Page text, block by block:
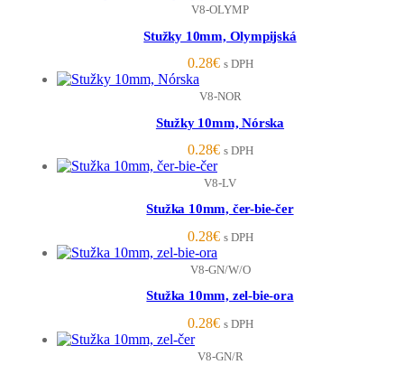
V8-OLYMP
Stužky 10mm, Olympijská
0.28€ s DPH
V8-NOR
Stužky 10mm, Nórska
0.28€ s DPH
V8-LV
Stužka 10mm, čer-bie-čer
0.28€ s DPH
V8-GN/W/O
Stužka 10mm, zel-bie-ora
0.28€ s DPH
V8-GN/R